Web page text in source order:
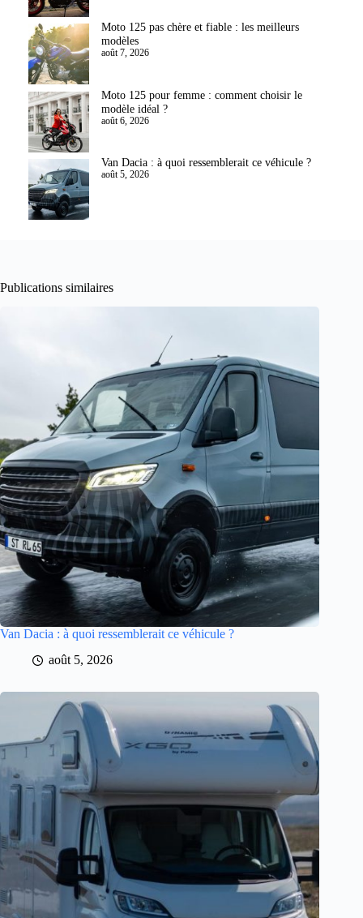
Moto 125 pas chère et fiable : les meilleurs
modèles
août 7, 2026
Moto 125 pour femme : comment choisir le
modèle idéal ?
août 6, 2026
Van Dacia : à quoi ressemblerait ce véhicule ?
août 5, 2026
Publications similaires
Van Dacia : à quoi ressemblerait ce véhicule ?
août 5, 2026